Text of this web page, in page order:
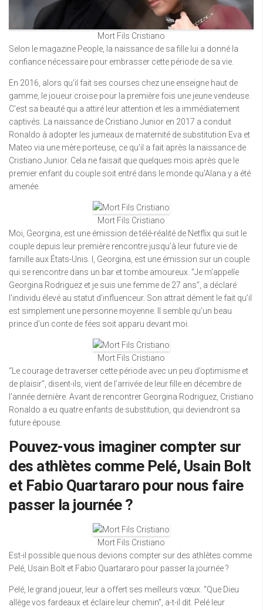
Mort Fils Cristiano
Selon le magazine People, la naissance de sa fille lui a donné la
confiance nécessaire pour embrasser cette période de sa vie.
En 2016, alors qu’il fait ses courses chez une enseigne haut de
gamme, le joueur croise pour la première fois une jeune vendeuse.
C’est sa beauté qui a attiré leur attention et les a immédiatement
captivés. La naissance de Cristiano Junior en 2017 a conduit
Ronaldo à adopter les jumeaux de maternité de substitution Eva et
Mateo via une mère porteuse, ce qu’il a fait après la naissance de
Cristiano Junior. Cela ne faisait que quelques mois après que le
premier enfant du couple soit entré dans le monde qu’Alana y a été
amenée.
Mort Fils Cristiano
Moi, Georgina, est une émission de télé-réalité de Netflix qui suit le
couple depuis leur première rencontre jusqu’à leur future vie de
famille aux États-Unis. I, Georgina, est une émission sur un couple
qui se rencontre dans un bar et tombe amoureux. “Je m’appelle
Georgina Rodriguez et je suis une femme de 27 ans”, a déclaré
l’individu élevé au statut d’influenceur. Son attrait dément le fait qu’il
est simplement une personne moyenne. Il semble qu’un beau
prince d’un conte de fées soit apparu devant moi.
Mort Fils Cristiano
“Le courage de traverser cette période avec un peu d’optimisme et
de plaisir”, disent-ils, vient de l’arrivée de leur fille en décembre de
l’année dernière. Avant de rencontrer Georgina Rodriguez, Cristiano
Ronaldo a eu quatre enfants de substitution, qui deviendront sa
future épouse.
Pouvez-vous imaginer compter sur
des athlètes comme Pelé, Usain Bolt
et Fabio Quartararo pour nous faire
passer la journée ?
Mort Fils Cristiano
Est-il possible que nous devions compter sur des athlètes comme
Pelé, Usain Bolt et Fabio Quartararo pour passer la journée ?
Pelé, le grand joueur, leur a offert ses meilleurs vœux. “Que Dieu
allège vos fardeaux et éclaire leur chemin”, a-t-il dit. Pelé leur